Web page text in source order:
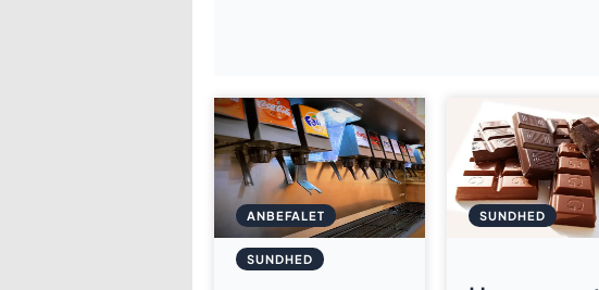
ANBEFALET
SUNDHED
SUNDHED